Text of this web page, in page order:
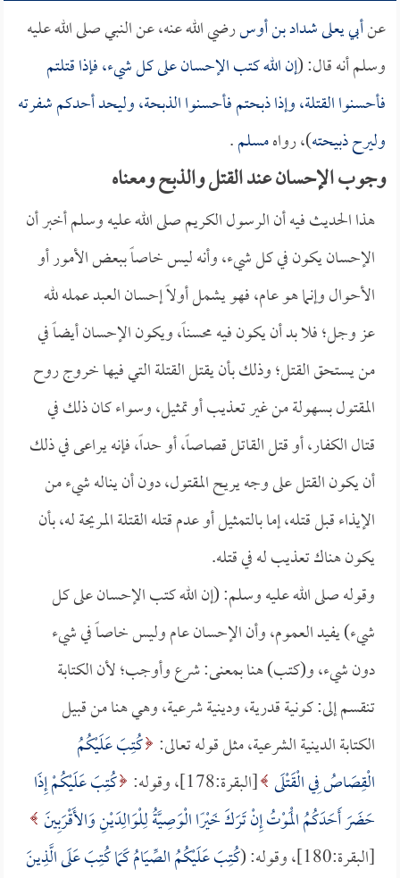
عنأبي يعلى شداد بن أوسرضي الله عنه، عن النبي صلى الله عليه
وسلم أنه قال: (إن الله كتب الإحسان على كل شيء، فإذا قتلتم
فأحسنوا القتلة، وإذا ذبحتم فأحسنوا الذبحة، وليحد أحدكم شفرته
وليرح ذبيحته)، رواهمسلم.
وجوب الإحسان عند القتل والذبح ومعناه
هذا الحديث فيه أن الرسول الكريم صلى الله عليه وسلم أخبر أن
الإحسان يكون في كل شيء، وأنه ليس خاصاً ببعض الأمور أو
الأحوال وإنما هو عام، فهو يشمل أولاً إحسان العبد عمله لله
عز وجل؛ فلا بد أن يكون فيه محسناً، ويكون الإحسان أيضاً في
من يستحق القتل؛ وذلك بأن يقتل القتلة التي فيها خروج روح
المقتول بسهولة من غير تعذيب أو تمثيل، وسواء كان ذلك في
قتال الكفار، أو قتل القاتل قصاصاً، أو حداً، فإنه يراعى في ذلك
أن يكون القتل على وجه يريح المقتول، دون أن يناله شيء من
الإيذاء قبل قتله، إما بالتمثيل أو عدم قتله القتلة المريحة له، بأن
يكون هناك تعذيب له في قتله.
وقوله صلى الله عليه وسلم: (إن الله كتب الإحسان على كل
شيء) يفيد العموم، وأن الإحسان عام وليس خاصاً في شيء
دون شيء، و(كتب) هنا بمعنى: شرع وأوجب؛ لأن الكتابة
تنقسم إلى: كونية قدرية، ودينية شرعية، وهي هنا من قبيل
الكتابة الدينية الشرعية، مثل قوله تعالى: كُتِبَ عَلَيْكُمُ
الْقِصَاصُ فِي الْقَتْلَى [البقرة:178]، وقوله:
كُتِبَ عَلَيْكُمْ إِذَا
حَضَرَ أَحَدَكُمُ الْمَوْتُ إِنْ تَرَكَ خَيْرًا الْوَصِيَّةُ لِلْوَالِدَيْنِ وَالأَقْرَبِينَ
[البقرة:180]، وقوله: (
كُتِبَ عَلَيْكُمُ الصِّيَامُ كَمَا كُتِبَ عَلَى الَّذِينَ